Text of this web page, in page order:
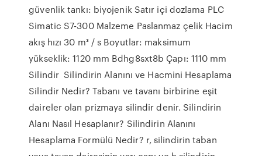
güvenlik tankı: biyojenik Satır içi dozlama PLC
Simatic S7-300 Malzeme Paslanmaz çelik Hacim
akış hızı 30 m³ / s Boyutlar: maksimum
yükseklik: 1120 mm Bdhg8sxt8b Çapı: 1110 mm
Silindir Silindirin Alanını ve Hacmini Hesaplama
Silindir Nedir? Tabanı ve tavanı birbirine eşit
daireler olan prizmaya silindir denir. Silindirin
Alanı Nasıl Hesaplanır? Silindirin Alanını
Hesaplama Formülü Nedir? r, silindirin taban